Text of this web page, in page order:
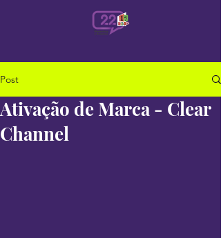
Post
Ativação de Marca - Clear
Channel